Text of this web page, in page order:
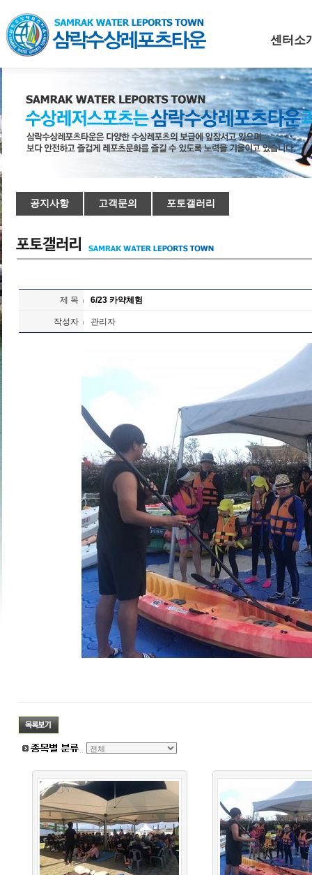
센터소
공지사항 고객문의 포토갤러리
제 목 6/23 카약체험
작성자 관리자